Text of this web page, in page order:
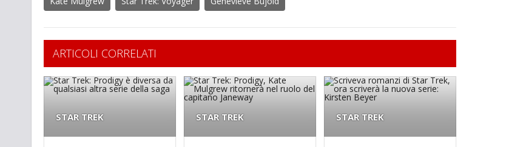
ARTICOLI CORRELATI
STAR TREK STAR TREK STAR TREK